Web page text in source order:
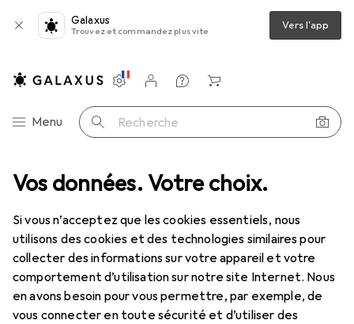
Vos données. Votre choix.
Si vous n’acceptez que les cookies essentiels, nous
utilisons des cookies et des technologies similaires pour
collecter des informations sur votre appareil et votre
comportement d’utilisation sur notre site Internet. Nous
en avons besoin pour vous permettre, par exemple, de
vous connecter en toute sécurité et d’utiliser des
Galaxus
Trouvez et commandez plus vite Vers l'app
Navigation par catégorie
Menu Recherche
Paramètres
Compte client
Listes de comparaison
Listes d'envies
Panier
Moniteurs Moniteur Samsung LF27T450FQRXEN
24 images
Samsung LF27T450FQRXEN
1920 x 1080 pixels, 27"